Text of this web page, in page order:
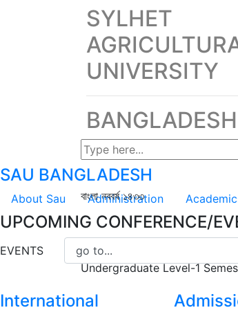
SYLHET
UNIVERSITY
BANGLADESH
SAU BANGLADESH
About Sau Administration
UPCOMING CONFERENCE/
EVENTS
International
বাংলা নববর্ষ ১৪৩৩
Undergraduate Level-1